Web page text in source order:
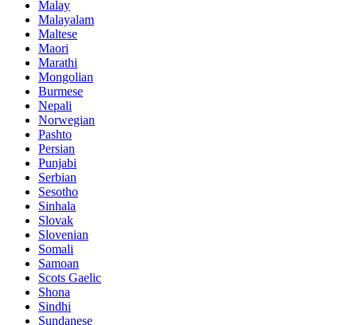
Malay
Malayalam
Maltese
Maori
Marathi
Mongolian
Burmese
Nepali
Norwegian
Pashto
Persian
Punjabi
Serbian
Sesotho
Sinhala
Slovak
Slovenian
Somali
Samoan
Scots Gaelic
Shona
Sindhi
Sundanese